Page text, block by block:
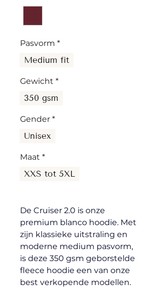
Pasvorm *
Medium fit
Gewicht *
350 gsm
Gender *
Unisex
Maat *
XXS tot 5XL
De Cruiser 2.0 is onze
premium blanco hoodie. Met
zijn klassieke uitstraling en
moderne medium pasvorm,
is deze 350 gsm geborstelde
fleece hoodie een van onze
best verkopende modellen.